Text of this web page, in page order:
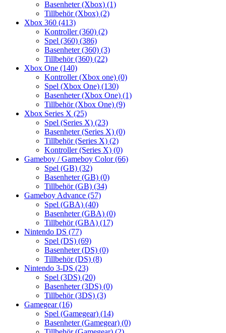
Basenheter (Xbox) (1)
Tillbehör (Xbox) (2)
Xbox 360 (413)
Kontroller (360) (2)
Spel (360) (386)
Basenheter (360) (3)
Tillbehör (360) (22)
Xbox One (140)
Kontroller (Xbox one) (0)
Spel (Xbox One) (130)
Basenheter (Xbox One) (1)
Tillbehör (Xbox One) (9)
Xbox Series X (25)
Spel (Series X) (23)
Basenheter (Series X) (0)
Tillbehör (Series X) (2)
Kontroller (Series X) (0)
Gameboy / Gameboy Color(66)
Spel (GB) (32)
Basenheter (GB) (0)
Tillbehör (GB) (34)
Gameboy Advance (57)
Spel (GBA) (40)
Basenheter (GBA) (0)
Tillbehör (GBA) (17)
Nintendo DS (77)
Spel (DS) (69)
Basenheter (DS) (0)
Tillbehör (DS) (8)
Nintendo 3-DS (23)
Spel (3DS) (20)
Basenheter (3DS) (0)
Tillbehör (3DS) (3)
Gamegear(16)
Spel (Gamegear) (14)
Basenheter (Gamegear) (0)